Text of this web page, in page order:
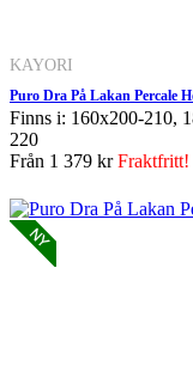
KAYORI
Puro Dra På Lakan Percale
Finns i: 160x200-210,
220
Från 1 379 krFraktfritt!